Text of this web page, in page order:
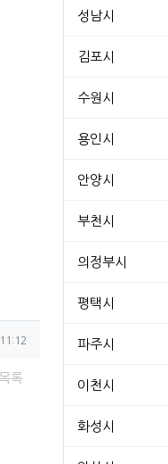
록
성남시
김포시
수원시
용인시
안양시
부천시
의정부시
평택시
파주시
이천시
화성시